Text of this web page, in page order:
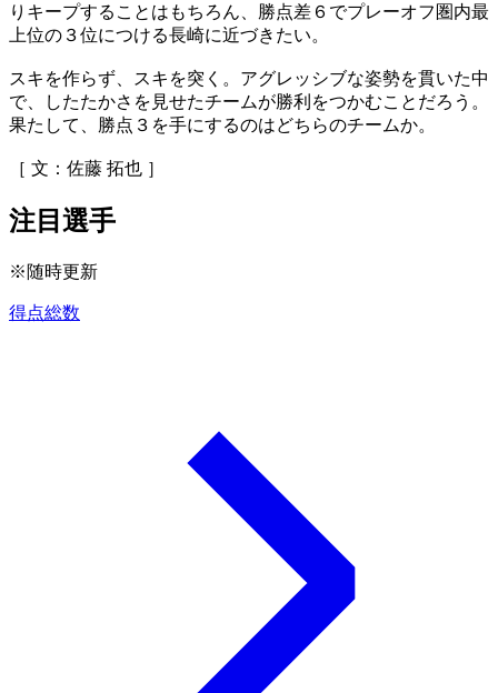
りキープすることはもちろん、勝点差６でプレーオフ圏内最
上位の３位につける長崎に近づきたい。
スキを作らず、スキを突く。アグレッシブな姿勢を貫いた中
で、したたかさを見せたチームが勝利をつかむことだろう。
果たして、勝点３を手にするのはどちらのチームか。
［ 文：佐藤 拓也 ］
注目選手
※随時更新
得点総数